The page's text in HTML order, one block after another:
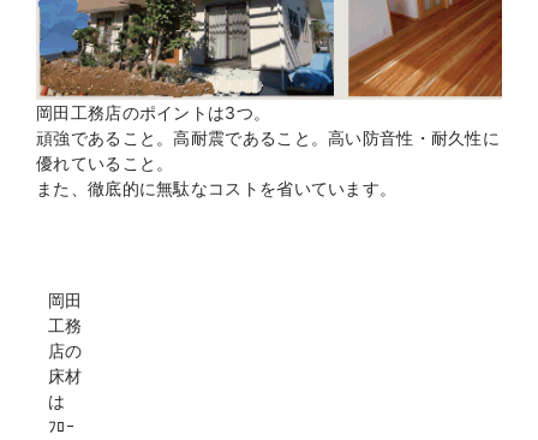
岡田工務店のポイントは3つ。
頑強であること。高耐震であること。高い防音性・耐久性に
優れていること。
また、徹底的に無駄なコストを省いています。
岡田
工務
店の
床材
は
ﾌﾛｰ